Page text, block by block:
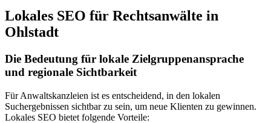
Lokales SEO für Rechtsanwälte in
Ohlstadt
Die Bedeutung für lokale Zielgruppenansprache
und regionale Sichtbarkeit
Für Anwaltskanzleien ist es entscheidend, in den lokalen
Suchergebnissen sichtbar zu sein, um neue Klienten zu gewinnen.
Lokales SEO bietet folgende Vorteile: